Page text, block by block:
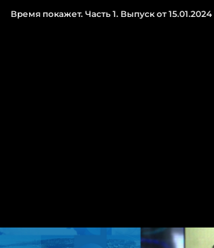
Время покажет. Часть 1. Выпуск от 15.01.2024